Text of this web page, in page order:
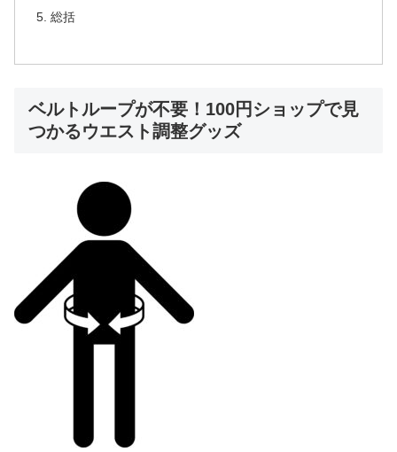
総括
ベルトループが不要！100円ショップで見
つかるウエスト調整グッズ